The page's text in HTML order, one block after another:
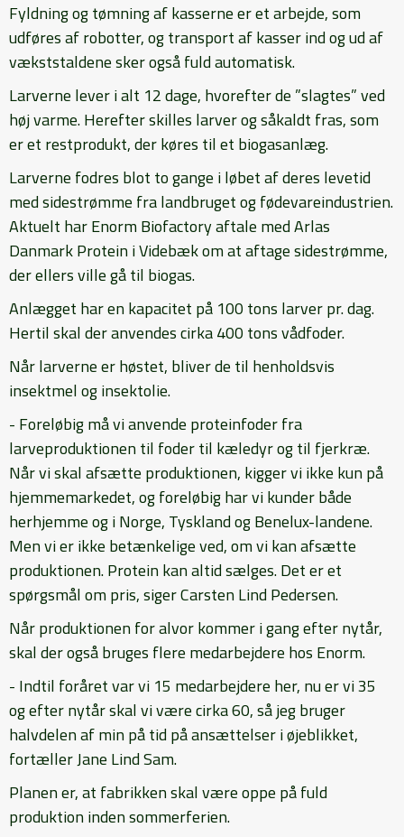
Fyldning og tømning af kasserne er et arbejde, som
udføres af robotter, og transport af kasser ind og ud af
vækststaldene sker også fuld automatisk.
Larverne lever i alt 12 dage, hvorefter de ”slagtes” ved
høj varme. Herefter skilles larver og såkaldt fras, som
er et restprodukt, der køres til et biogasanlæg.
Larverne fodres blot to gange i løbet af deres levetid
med sidestrømme fra landbruget og fødevareindustrien.
Aktuelt har Enorm Biofactory aftale med Arlas
Danmark Protein i Videbæk om at aftage sidestrømme,
der ellers ville gå til biogas.
Anlægget har en kapacitet på 100 tons larver pr. dag.
Hertil skal der anvendes cirka 400 tons vådfoder.
Når larverne er høstet, bliver de til henholdsvis
insektmel og insektolie.
- Foreløbig må vi anvende proteinfoder fra
larveproduktionen til foder til kæledyr og til fjerkræ.
Når vi skal afsætte produktionen, kigger vi ikke kun på
hjemmemarkedet, og foreløbig har vi kunder både
herhjemme og i Norge, Tyskland og Benelux-landene.
Men vi er ikke betænkelige ved, om vi kan afsætte
produktionen. Protein kan altid sælges. Det er et
spørgsmål om pris, siger Carsten Lind Pedersen.
Når produktionen for alvor kommer i gang efter nytår,
skal der også bruges flere medarbejdere hos Enorm.
- Indtil foråret var vi 15 medarbejdere her, nu er vi 35
og efter nytår skal vi være cirka 60, så jeg bruger
halvdelen af min på tid på ansættelser i øjeblikket,
fortæller Jane Lind Sam.
Planen er, at fabrikken skal være oppe på fuld
produktion inden sommerferien.